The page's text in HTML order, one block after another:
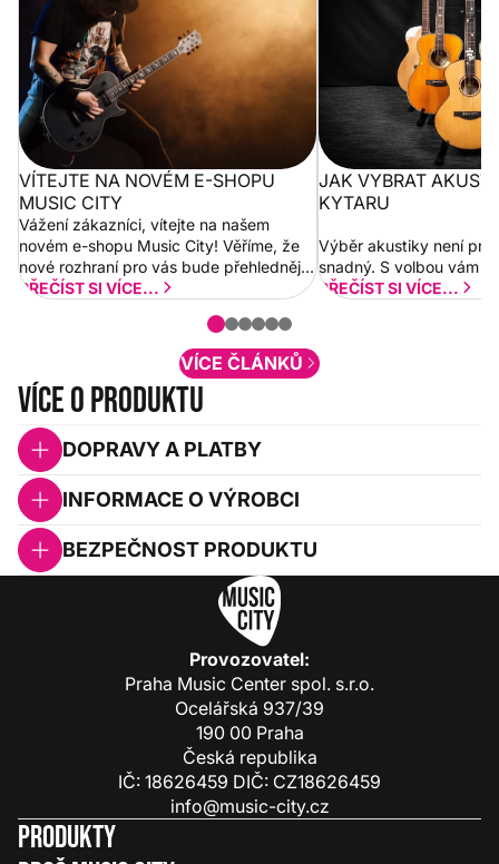
VÍTEJTE NA NOVÉM E-SHOPU
MUSIC CITY
Vážení zákazníci, vítejte na našem
novém e-shopu Music City! Věříme, že
nové rozhraní pro vás bude přehlednější
a rychlejší. Postupně budeme přidávat
PŘEČÍST SI VÍCE...
JAK VYBRAT
KYTARU
Výběr akustiky není pro
snadný. S volbou vám
PŘEČÍST SI VÍCE...
VÍCE ČLÁNKŮ
Více o produktu
DOPRAVY A PLATBY
INFORMACE O VÝROBCI
BEZPEČNOST PRODUKTU
Provozovatel:
Praha Music Center spol. s.r.o.
Ocelářská 937/39
190 00 Praha
Česká republika
IČ: 18626459 DIČ: CZ18626459
info@music-city.cz
Produkty